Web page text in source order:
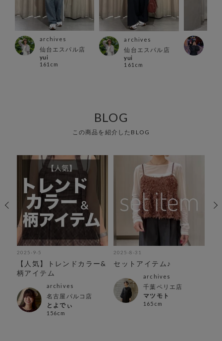
archives
仙台エスパル店
yui
161cm
archives
仙台エスパル店
yui
161cm
BLOG
この商品を紹介したBLOG
2025-9-5
【人気】トレンドカラー&
柄アイテム
archives
名古屋パルコ店
とよでぃ
156cm
2025-8-31
セットアイテム♪
archives
千葉ペリエ店
マツモト
165cm